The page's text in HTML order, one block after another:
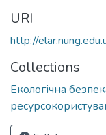
URI
http://
Collections
Екологічна